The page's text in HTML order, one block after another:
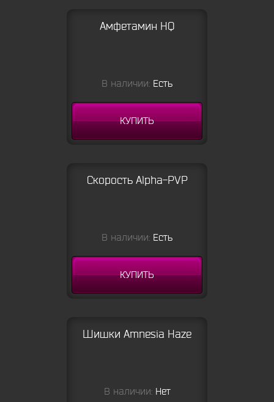
Амфетамин HQ
В наличии: Есть
КУПИТЬ
Скорость Alpha-PVP
В наличии: Есть
КУПИТЬ
Шишки Amnesia Haze
В наличии: Нет